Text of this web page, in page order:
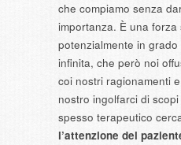
che compiamo senza
importanza. È una forza
potenzialmente in
infinita, che però noi
coi nostri ragionamenti
nostro ingolfarci di
spesso terapeutico
l’attenzione del